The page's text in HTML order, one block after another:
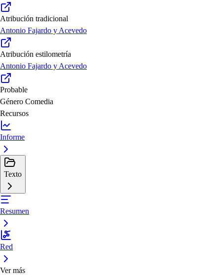
Atribución tradicional
Antonio Fajardo y Acevedo
Atribución estilometría
Antonio Fajardo y Acevedo
Probable
Género Comedia
Recursos
Informe
Texto
Resumen
Red
Ver más